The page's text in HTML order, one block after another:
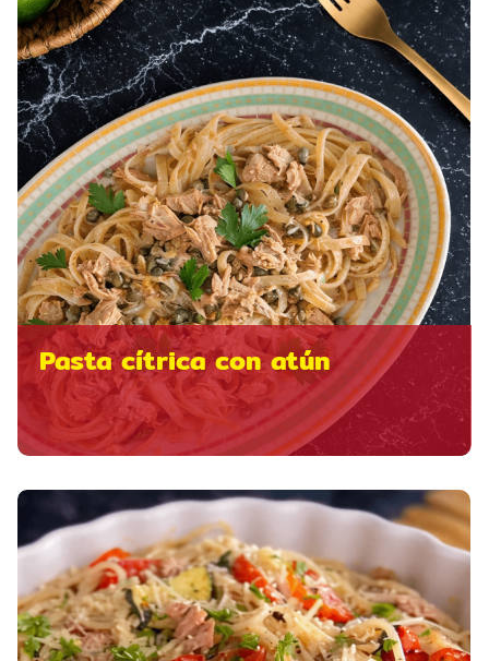
Pasta cítrica con atún